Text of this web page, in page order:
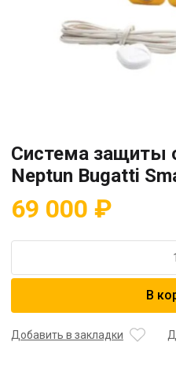
Система защиты
Neptun Bugatti
69 000 ₽
Система
протечки
В
Добавить в закладки